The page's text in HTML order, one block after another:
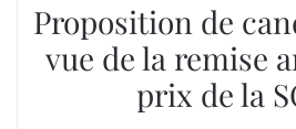
Proposition de
vue de la remise
prix de la